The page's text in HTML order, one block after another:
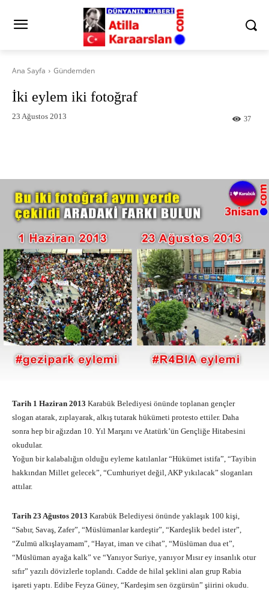
Ana Sayfa Gündemden
İki eylem iki fotoğraf
23 Ağustos 2013 37
Tarih 1 Haziran 2013 Karabük Belediyesi önünde toplanan gençler
slogan atarak, zıplayarak, alkış tutarak hükümeti protesto ettiler. Daha
sonra hep bir ağızdan 10. Yıl Marşını ve Atatürk’ün Gençliğe Hitabesini
okudular.
Yoğun bir kalabalığın olduğu eyleme katılanlar “Hükümet istifa”, “Tayibin
hakkından Millet gelecek”, “Cumhuriyet değil, AKP yıkılacak” sloganları
attılar.
Tarih 23 Ağustos 2013 Karabük Belediyesi önünde yaklaşık 100 kişi,
“Sabır, Savaş, Zafer”, “Müslümanlar kardeştir”, “Kardeşlik bedel ister”,
“Zulmü alkışlayamam”, “Hayat, iman ve cihat”, “Müslüman dua et”,
“Müslüman ayağa kalk” ve “Yanıyor Suriye, yanıyor Mısır ey insanlık otur
sıfır” yazılı dövizlerle toplandı. Cadde de hilal şeklini alan grup Rabia
işareti yaptı. Edibe Feyza Güney, “Kardeşim sen özgürsün” şiirini okudu.